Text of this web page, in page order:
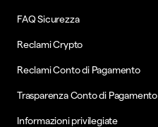
FAQ Sicurezza
Reclami Crypto
Reclami Conto di Pagamento
Trasparenza Conto di Pagamento
Informazioni privilegiate